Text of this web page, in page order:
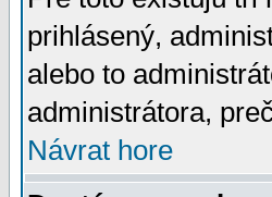
prihlásený,
alebo to
administrátora,
Návrat hore